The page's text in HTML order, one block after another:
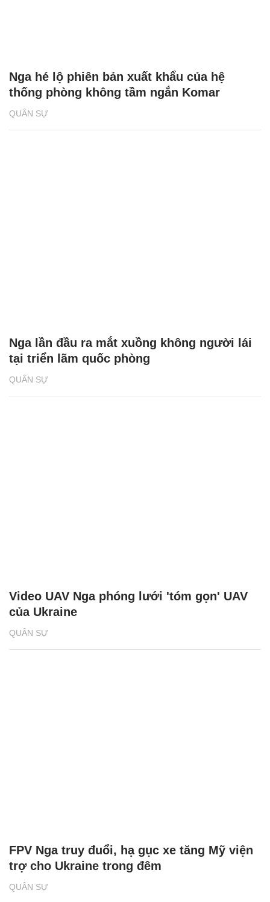
QUÂN SỰ
Nga hé lộ phiên bản xuất khẩu của hệ
thống phòng không tầm ngắn Komar
QUÂN SỰ
Nga lần đầu ra mắt xuồng không người lái
tại triển lãm quốc phòng
QUÂN SỰ
Video UAV Nga phóng lưới 'tóm gọn' UAV
của Ukraine
QUÂN SỰ
FPV Nga truy đuổi, hạ gục xe tăng Mỹ viện
trợ cho Ukraine trong đêm